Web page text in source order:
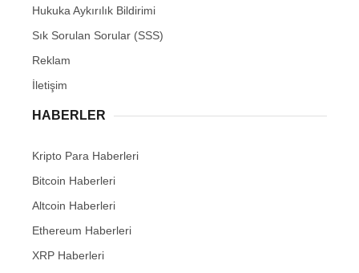
Hukuka Aykırılık Bildirimi
Sık Sorulan Sorular (SSS)
Reklam
İletişim
HABERLER
Kripto Para Haberleri
Bitcoin Haberleri
Altcoin Haberleri
Ethereum Haberleri
XRP Haberleri